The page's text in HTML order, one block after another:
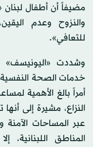
مضيفاً أن أطفال
والنزوح وعدم
للتعافي».
وشددت «اليونيسف»
خدمات الصحة النفسية
أمراً بالغ الأهمية
النزاع، مشيرة إلى
عبر المساحات
المناطق اللبنانية،